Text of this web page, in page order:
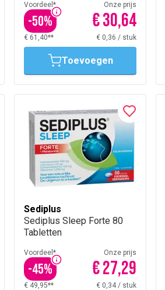
Voordeel*
-50%
Onze prijs
€ 30,64
€ 61,40** € 0,36 / stuk
Toevoegen
Sediplus
Sediplus Sleep Forte 80
Tabletten
Voordeel*
-45%
Onze prijs
€ 27,29
€ 49,95** € 0,34 / stuk